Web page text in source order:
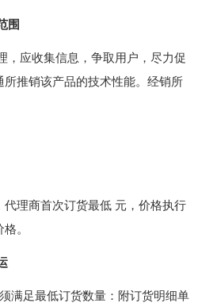
围
应收集信息，争取用户，尽力促
推销该产品的技术性能。经销所
理商首次订货最低 元，价格执行
。
足最低订货数量：附订货明细单